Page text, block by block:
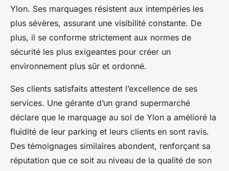
Ylon. Ses marquages résistent aux intempéries les
plus sévères, assurant une visibilité constante. De
plus, il se conforme strictement aux normes de
sécurité les plus exigeantes pour créer un
environnement plus sûr et ordonné.
Ses clients satisfaits attestent l’excellence de ses
services. Une gérante d’un grand supermarché
déclare que le marquage au sol de Ylon a amélioré la
fluidité de leur parking et leurs clients en sont ravis.
Des témoignages similaires abondent, renforçant sa
réputation que ce soit au niveau de la qualité de son